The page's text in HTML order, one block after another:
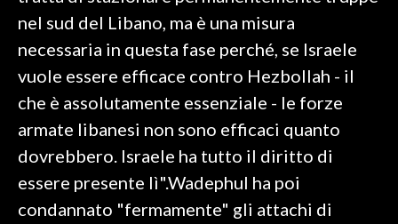
INFO AZIENDE
nel sud del Libano, ma è una misura
necessaria in questa fase perché, se Israele
vuole essere efficace contro Hezbollah - il
che è assolutamente essenziale - le forze
armate libanesi non sono efficaci quanto
dovrebbero. Israele ha tutto il diritto di
essere presente lì".Wadephul ha poi
condannato "fermamente" gli attachi di